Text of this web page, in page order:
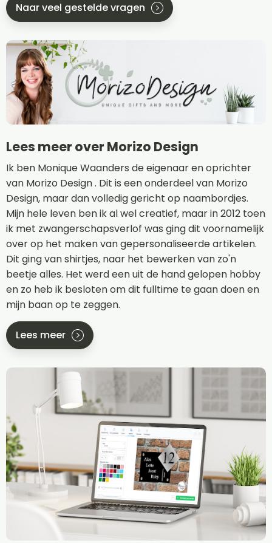
Naar veel gestelde vragen
Lees meer over Morizo Design
Ik ben Monique Waanders de eigenaar en oprichter
van Morizo Design . Dit is een onderdeel van Morizo
Design, maar dan volledig gericht op naambordjes.
Mijn hele leven ben ik al wel creatief, maar in 2012 toen
ik met zwangerschapsverlof was ging dit voornamelijk
over op het maken van gepersonaliseerde artikelen.
Dit ging van shirtjes, naar het bewerken van zo'n
beetje alles. Het werd een uit de hand gelopen hobby
en zo heb ik besloten om dit fulltime te gaan doen en
mijn baan op te zeggen.
Lees meer